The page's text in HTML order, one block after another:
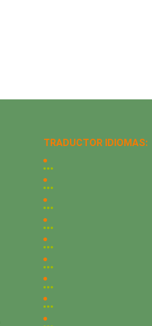
TRADUCTOR IDIOMAS: